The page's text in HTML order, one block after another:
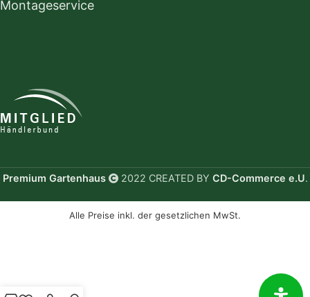
Montageservice
Premium Gartenhaus 2022 CREATED BY CD-Commerce e.U.
Alle Preise inkl. der gesetzlichen MwSt.